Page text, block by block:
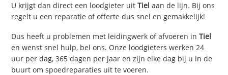
U krijgt dan direct een loodgieter uitTiel aan de lijn. Bij ons
regelt u een reparatie of offerte dus snel en gemakkelijk!
Dus heeft u problemen met leidingwerk of afvoeren inTiel
en wenst snel hulp, bel ons. Onze loodgieters werken 24
uur per dag, 365 dagen per jaar en zijn elke dag bij u in de
buurt om spoedreparaties uit te voeren.